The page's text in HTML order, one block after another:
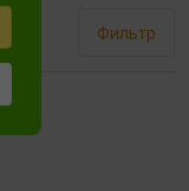
Фильтр